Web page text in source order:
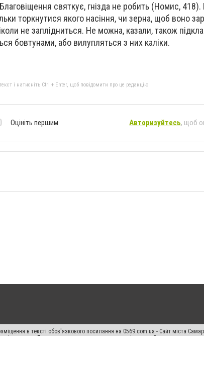
святкує, гнізда не робить (Номис, 418).
торкнутися якого насіння, чи зерна, щоб воно
не заплідниться. Не можна, казали, також
бовтунами, або вилупляться з них каліки.
і натисніть Ctrl + Enter, щоб повідомити про це редакцію
Оцініть першим Авторизуйтесь, щоб
в тексті обов'язкового посилання на 0569.com.ua - Сайт міста
джерела. Порушення виняткових прав переслідується Законом.